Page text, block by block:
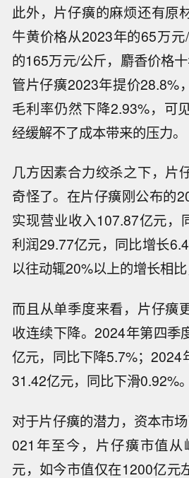
此外，片仔癀的麻烦还有原
牛黄价格从2023年的65万
的165万元/公斤，麝香价格
管片仔癀2023年提价28.8%
毛利率仍然下降2.93%，可
经缓解不了成本带来的压力。
几方因素合力绞杀之下，片
奇怪了。在片仔癀刚公布的
实现营业收入107.87亿元，
利润29.77亿元，同比增长
以往动辄20%以上的增长相比
而且从单季度来看，片仔癀
收连续下降。2024年第四季
亿元，同比下降5.7%；2024
31.42亿元，同比下滑0.92%。
对于片仔癀的潜力，资本市
021年至今，片仔癀市值
元，如今市值仅在1200亿元